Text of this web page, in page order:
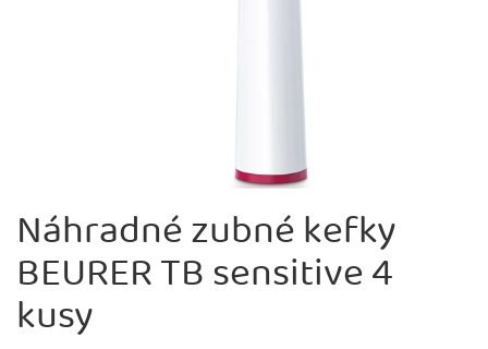
Náhradné zubné kefky
BEURER TB sensitive 4
kusy